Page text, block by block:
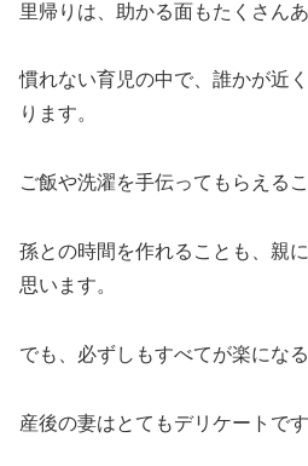
里帰りは、助かる面もたくさんあ
慣れない育児の中で、誰かが近
ります。
ご飯や洗濯を手伝ってもらえる
孫との時間を作れることも、親
思います。
でも、必ずしもすべてが楽にな
産後の妻はとてもデリケートです